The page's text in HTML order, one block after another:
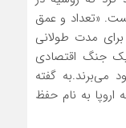
«تعداد و عمق
مدت طولانی
یک جنگ اقتصادی
می‌برند.به گفته
به نام حفظ